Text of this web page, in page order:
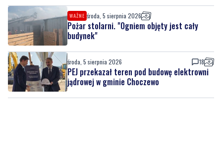
WAŻNE środa, 5 sierpnia 2026
Pożar stolarni. "Ogniem objęty jest cały
budynek"
środa, 5 sierpnia 2026 18
PEJ przekazał teren pod budowę elektrowni
jądrowej w gminie Choczewo